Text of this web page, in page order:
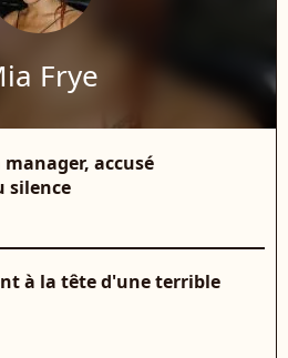
Frye
accusé
silence
à la tête d'une terrible